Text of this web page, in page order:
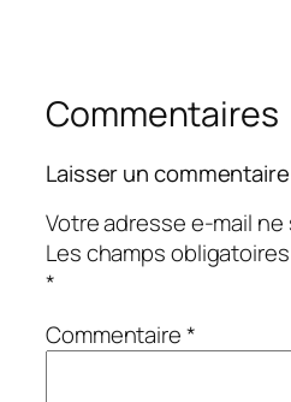
Commentaires
Laisser un commentaire
Votre adresse e-mail ne
Les champs
*
Commentaire*